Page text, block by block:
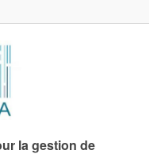
la gestion de